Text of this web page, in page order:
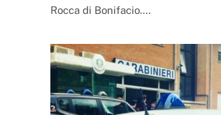
Rocca di Bonifacio.…